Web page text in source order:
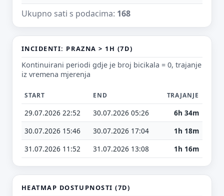
Ukupno sati s podacima: 168
INCIDENTI: PRAZNA > 1H (7D)
Kontinuirani periodi gdje je broj bicikala = 0, trajanje
iz vremena mjerenja
START END TRAJANJE
29.07.2026 22:52 30.07.2026 05:26
6h 34m
30.07.2026 15:46
30.07.2026 17:04
1h 18m
31.07.2026 11:52
31.07.2026 13:08 1h 16m
HEATMAP DOSTUPNOSTI (7D)
E-mail (opcionalno)
Ne moraš upisati e-mail — prijedlog možeš poslati i anonimno.
Odustani Pošalji